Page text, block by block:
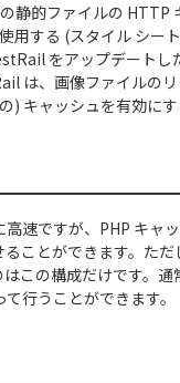
静的ファイルの HTTP
用する (スタイル シー
をアップデートし
は、画像ファイルの
キャッシュを有効にす
速ですが、PHP キャ
ことができます。た
この構成だけです。通
行うことができます。